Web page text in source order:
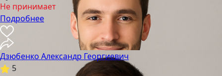
Не принимает
Подробнее
Дзюбенко Александр Георгиевич
5